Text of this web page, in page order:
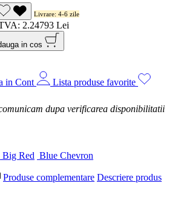
Livrare: 4-6 zile
2.24793 Lei
in cos
in Cont
Lista produse favorite
dupa verificarea disponibilitatii
Big Red Blue Chevron
Produse complementare Descriere produs